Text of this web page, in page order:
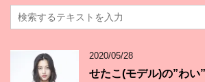
2020/05/28
せたこ(モデル)の”わい